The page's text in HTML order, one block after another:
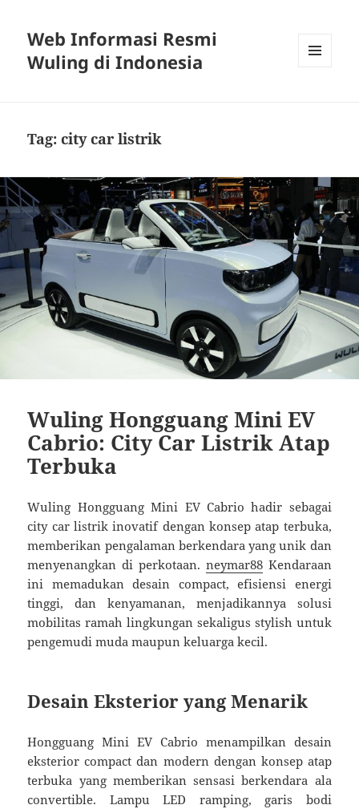
Web Informasi Resmi
Wuling di Indonesia
Tag:city car listrik
Wuling Hongguang Mini EV
Cabrio: City Car Listrik Atap
Terbuka
Wuling Hongguang Mini EV Cabrio hadir sebagai
city car listrik inovatif dengan konsep atap terbuka,
memberikan pengalaman berkendara yang unik dan
menyenangkan di perkotaan. neymar88Kendaraan
ini memadukan desain compact, efisiensi energi
tinggi, dan kenyamanan, menjadikannya solusi
mobilitas ramah lingkungan sekaligus stylish untuk
pengemudi muda maupun keluarga kecil.
Desain Eksterior yang Menarik
Hongguang Mini EV Cabrio menampilkan desain
eksterior compact dan modern dengan konsep atap
terbuka yang memberikan sensasi berkendara ala
convertible. Lampu LED ramping, garis bodi